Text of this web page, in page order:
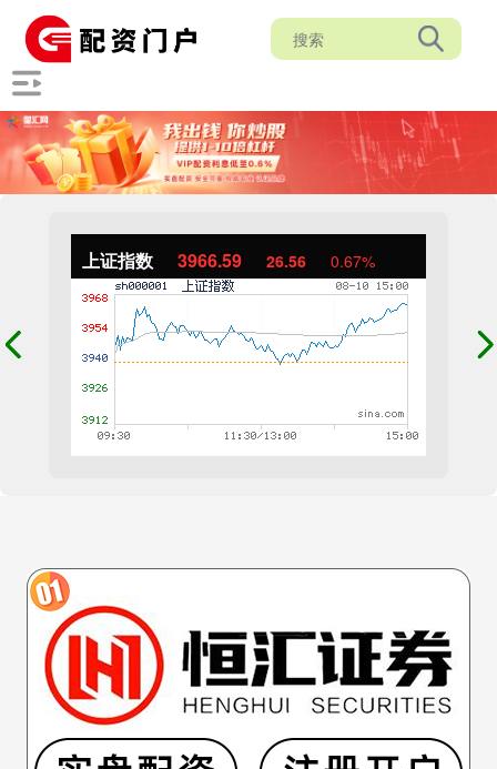
上证指数 3966.59 26.56 0.67%